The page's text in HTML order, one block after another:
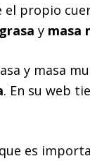
el propio
grasa y masa
y masa
. En su web
es